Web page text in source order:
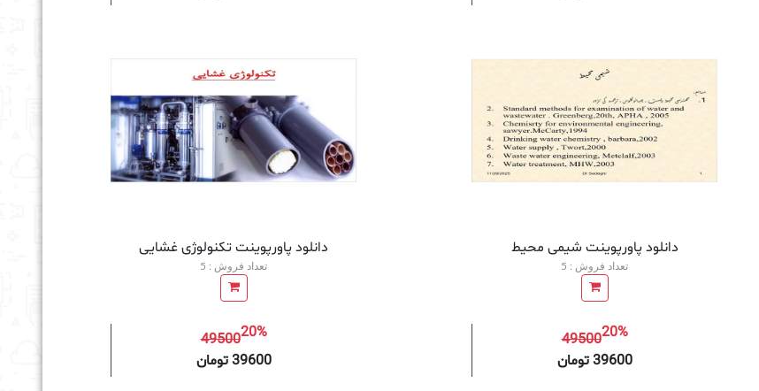
دانلود پاورپوینت شیمی محیط
تعداد فروش : 5
4950020%
39600 تومان
دانلود پاورپوینت تکنولوژی غشایی
تعداد فروش : 5
4950020%
39600 تومان